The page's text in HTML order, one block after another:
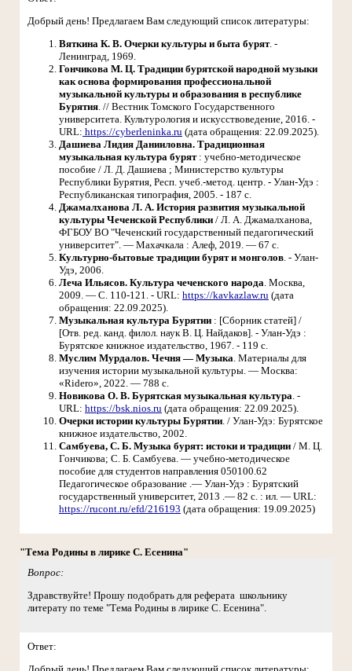
Добрый день! Предлагаем Вам следующий список литературы:
Вяткина К. В. Очерки культуры и быта бурят. -
Ленинград, 1969.
Гончикова М. Ц. Традиции бурятской народной музыки
как основа формирования профессиональной
музыкальной культуры и образования в республике
Бурятия . // Вестник Томского Государственного
университета. Культурология и искусствоведение, 2016. -
URL: https://cyberleninka.ru (дата обращения: 22.09.2025).
Дашиева Лидия Данииловна. Традиционная
музыкальная культура бурят : учебно-методическое
пособие / Л. Д. Дашиева ; Министерство культуры
Республики Бурятия, Респ. учеб.-метод. центр. - Улан-Удэ :
Республиканская типография, 2005. - 187 с.
Джамалханова Л. А. История развития музыкальной
культуры Чеченской Республики / Л. А. Джамалханова,
ФГБОУ ВО "Чеченский государственный педагогический
университет". — Махачкала : Алеф, 2019. — 67 с.
Культурно-бытовые традиции бурят и монголов . - Улан-
Удэ, 2006.
Леча Ильясов. Культура чеченского народа . Москва,
2009. — С. 110-121. - URL: https://kavkazlaw.ru (дата
обращения: 22.09.2025).
Музыкальная культура Бурятии : [Сборник статей] /
[Отв. ред. канд. филол. наук В. Ц. Найдаков]. - Улан-Удэ :
Бурятское книжное издательство, 1967. - 119 с.
Муслим Мурдалов. Чечня — Музыка . Материалы для
изучения истории музыкальной культуры. — Москва:
«Ridero», 2022. — 788 с.
Новикова О. В. Бурятская музыкальная культура . -
URL: https://bsk.nios.ru (дата обращения: 22.09.2025).
Очерки истории культуры Бурятии . / Улан-Удэ: Бурятское
книжное издательство, 2002.
Самбуева, С. Б. Музыка бурят: истоки и традиции / М. Ц.
Гончикова; С. Б. Самбуева. — учебно-методическое
пособие для студентов направления 050100.62
Педагогическое образование .— Улан-Удэ : Бурятский
государственный университет, 2013 .— 82 с. : ил. — URL:
https://rucont.ru/efd/216193 (дата обращения: 19.09.2025)
"Тема Родины в лирике С. Есенина"
Вопрос:
Здравствуйте! Прошу подобрать для реферата школьнику
литерату по теме "Тема Родины в лирике С. Есенина".
Ответ: